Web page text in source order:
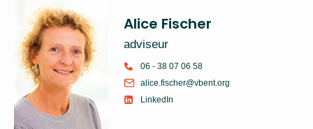
Alice Fischer
adviseur
06 - 38 07 06 58
alice.fischer@vbent.org
LinkedIn